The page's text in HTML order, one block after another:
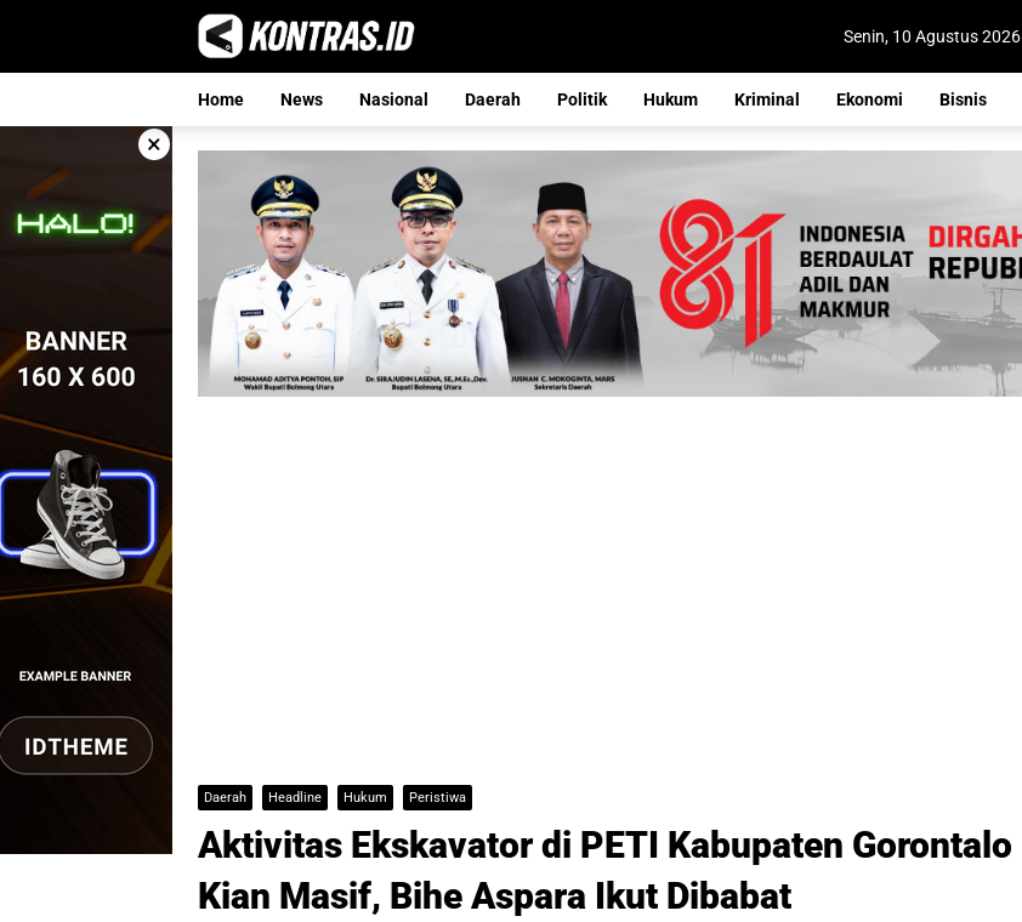
Senin, 10 Agustus 2026
Home News Nasional Daerah Politik Hukum Kriminal Ekonomi Bisnis
×
Daerah Headline Hukum Peristiwa
Aktivitas Ekskavator di PETI Kabupaten Gorontalo
Kian Masif, Bihe Aspara Ikut Dibabat